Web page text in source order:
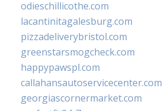
odieschillicothe.com
lacantinitagalesburg.com
pizzadeliverybristol.com
greenstarsmogcheck.com
happypawspl.com
callahansautoservicecenter.com
georgiascornermarket.com